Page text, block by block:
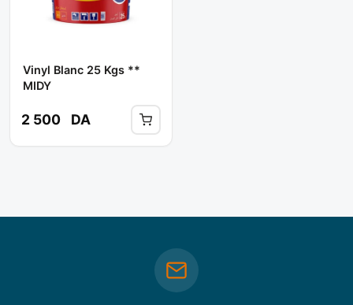
Vinyl Blanc 25 Kgs **
MIDY
2 500 DA